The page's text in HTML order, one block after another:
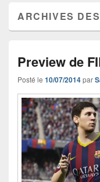
ARCHIVES
Preview de
Posté le 10/07/2014par